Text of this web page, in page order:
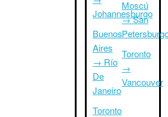
Johannesburgo
Buenos
Aires
→ Río
De
Janeiro
Toronto
Moscú
→ San
Toronto
→
Vancouver